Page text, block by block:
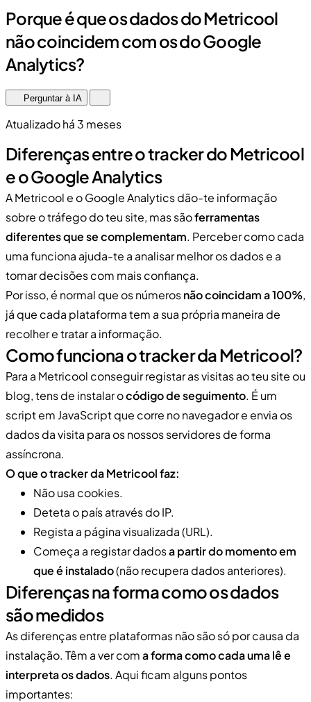
Porque é que os dados do Metricool
não coincidem com os do Google
Analytics?
Perguntar à IA
Atualizado há 3 meses
Diferenças entre o tracker do Metricool
e o Google Analytics
A Metricool e o Google Analytics dão-te informação
sobre o tráfego do teu site, mas sãoferramentas
diferentes que se complementam. Perceber como cada
uma funciona ajuda-te a analisar melhor os dados e a
tomar decisões com mais confiança.
Por isso, é normal que os númerosnão coincidam a 100%,
já que cada plataforma tem a sua própria maneira de
recolher e tratar a informação.
Como funciona o tracker da Metricool?
Para a Metricool conseguir registar as visitas ao teu site ou
blog, tens de instalar ocódigo de seguimento. É um
script em JavaScript que corre no navegador e envia os
dados da visita para os nossos servidores de forma
assíncrona.
O que o tracker da Metricool faz:
Não usa cookies.
Deteta o país através do IP.
Regista a página visualizada (URL).
Começa a registar dadosa partir do momento em
que é instalado(não recupera dados anteriores).
Diferenças na forma como os dados
são medidos
As diferenças entre plataformas não são só por causa da
instalação. Têm a ver coma forma como cada uma lê e
interpreta os dados. Aqui ficam alguns pontos
importantes: